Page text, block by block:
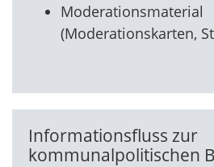
Moderationsmaterial
(Moderationskarten,
Informationsfluss zur
kommunalpolitischen